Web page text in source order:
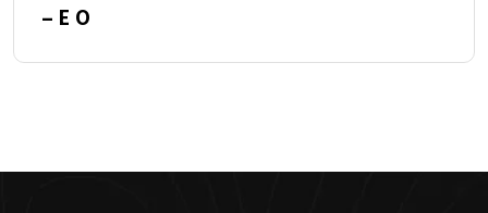
— E O